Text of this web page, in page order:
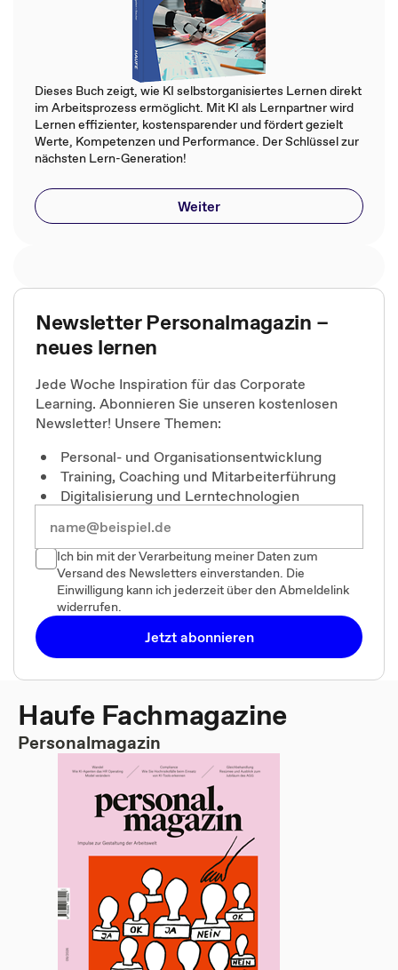
Dieses Buch zeigt, wie KI selbstorganisiertes Lernen direkt
im Arbeitsprozess ermöglicht. Mit KI als Lernpartner wird
Lernen effizienter, kostensparender und fördert gezielt
Werte, Kompetenzen und Performance. Der Schlüssel zur
nächsten Lern-Generation!
Weiter
Newsletter Personalmagazin –
neues lernen
Jede Woche Inspiration für das Corporate
Learning. Abonnieren Sie unseren kostenlosen
Newsletter! Unsere Themen:
Personal- und Organisationsentwicklung
Training, Coaching und Mitarbeiterführung
Digitalisierung und Lerntechnologien
Ich bin mit der Verarbeitung meiner Daten zum
Versand des Newsletters einverstanden. Die
Einwilligung kann ich jederzeit über den Abmeldelink
widerrufen.
Jetzt abonnieren
Haufe Fachmagazine
Personalmagazin